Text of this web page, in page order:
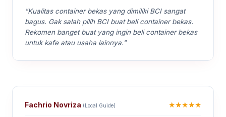
"Kualitas container bekas yang dimiliki BCI sangat
bagus. Gak salah pilih BCI buat beli container bekas.
Rekomen banget buat yang ingin beli container bekas
untuk kafe atau usaha lainnya."
Fachrio Novriza (Local Guide) ★★★★★